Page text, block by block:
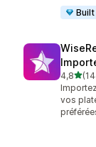
4,8
144
vos